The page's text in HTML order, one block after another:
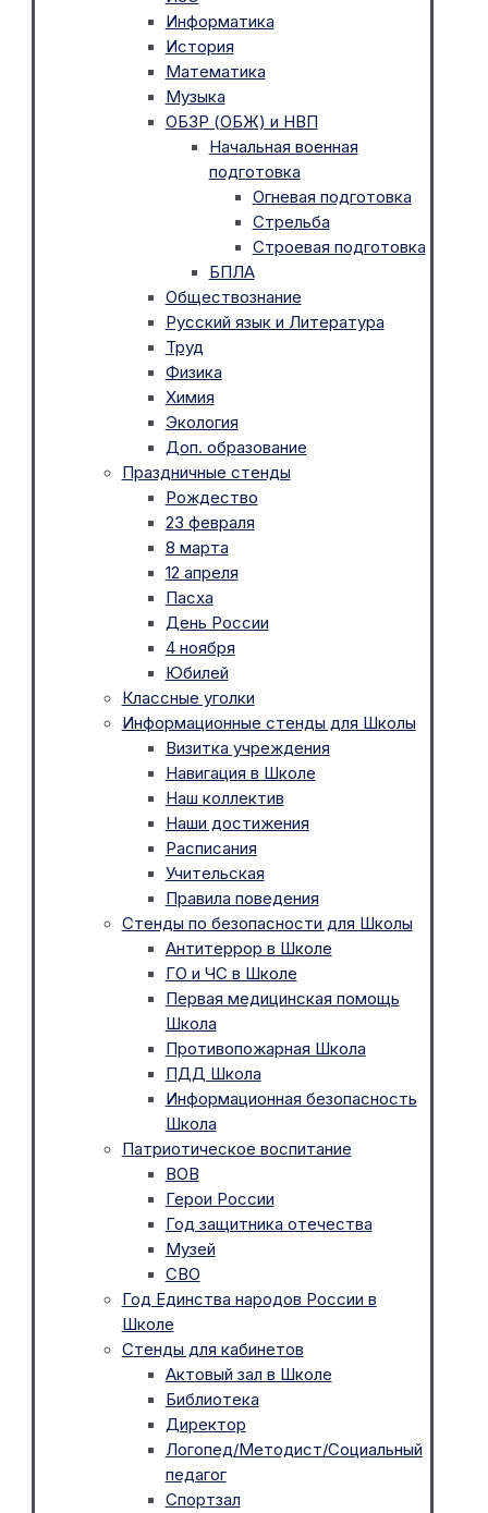
Информатика
История
Математика
Музыка
ОБЗР (ОБЖ) и НВП
Начальная военная
подготовка
Огневая подготовка
Стрельба
Строевая подготовка
БПЛА
Обществознание
Русский язык и Литература
Труд
Физика
Химия
Экология
Доп. образование
Праздничные стенды
Рождество
23 февраля
8 марта
12 апреля
Пасха
День России
4 ноября
Юбилей
Классные уголки
Информационные стенды для Школы
Визитка учреждения
Навигация в Школе
Наш коллектив
Наши достижения
Расписания
Учительская
Правила поведения
Стенды по безопасности для Школы
Антитеррор в Школе
ГО и ЧС в Школе
Первая медицинская помощь
Школа
Противопожарная Школа
ПДД Школа
Информационная безопасность
Школа
Патриотическое воспитание
ВОВ
Герои России
Год защитника отечества
Музей
СВО
Год Единства народов России в
Школе
Стенды для кабинетов
Актовый зал в Школе
Библиотека
Директор
Логопед/Методист/Социальный
педагог
Спортзал